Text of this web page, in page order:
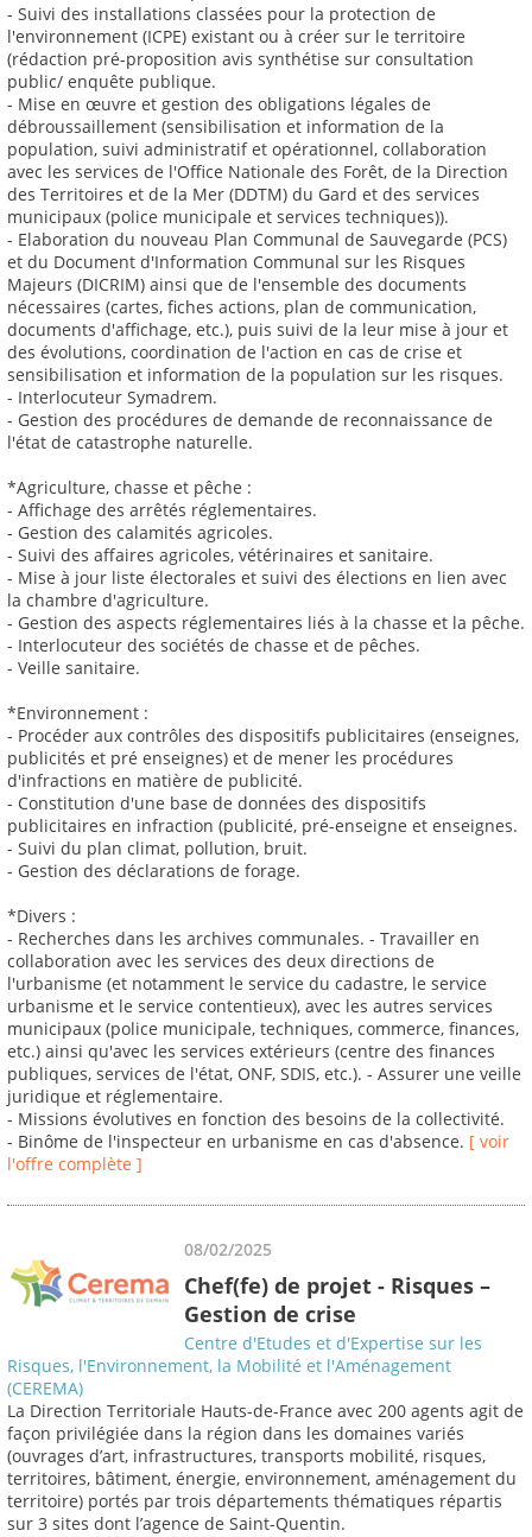
- Suivi des installations classées pour la protection de
l'environnement (ICPE) existant ou à créer sur le territoire
(rédaction pré-proposition avis synthétise sur consultation
public/ enquête publique.
- Mise en œuvre et gestion des obligations légales de
débroussaillement (sensibilisation et information de la
population, suivi administratif et opérationnel, collaboration
avec les services de l'Office Nationale des Forêt, de la Direction
des Territoires et de la Mer (DDTM) du Gard et des services
municipaux (police municipale et services techniques)).
- Elaboration du nouveau Plan Communal de Sauvegarde (PCS)
et du Document d'Information Communal sur les Risques
Majeurs (DICRIM) ainsi que de l'ensemble des documents
nécessaires (cartes, fiches actions, plan de communication,
documents d'affichage, etc.), puis suivi de la leur mise à jour et
des évolutions, coordination de l'action en cas de crise et
sensibilisation et information de la population sur les risques.
- Interlocuteur Symadrem.
- Gestion des procédures de demande de reconnaissance de
l'état de catastrophe naturelle.
*Agriculture, chasse et pêche :
- Affichage des arrêtés réglementaires.
- Gestion des calamités agricoles.
- Suivi des affaires agricoles, vétérinaires et sanitaire.
- Mise à jour liste électorales et suivi des élections en lien avec
la chambre d'agriculture.
- Gestion des aspects réglementaires liés à la chasse et la pêche.
- Interlocuteur des sociétés de chasse et de pêches.
- Veille sanitaire.
*Environnement :
- Procéder aux contrôles des dispositifs publicitaires (enseignes,
publicités et pré enseignes) et de mener les procédures
d'infractions en matière de publicité.
- Constitution d'une base de données des dispositifs
publicitaires en infraction (publicité, pré-enseigne et enseignes.
- Suivi du plan climat, pollution, bruit.
- Gestion des déclarations de forage.
*Divers :
- Recherches dans les archives communales. - Travailler en
collaboration avec les services des deux directions de
l'urbanisme (et notamment le service du cadastre, le service
urbanisme et le service contentieux), avec les autres services
municipaux (police municipale, techniques, commerce, finances,
etc.) ainsi qu'avec les services extérieurs (centre des finances
publiques, services de l'état, ONF, SDIS, etc.). - Assurer une veille
juridique et réglementaire.
- Missions évolutives en fonction des besoins de la collectivité.
- Binôme de l'inspecteur en urbanisme en cas d'absence. [ voir
l'offre complète ]
08/02/2025
Chef(fe) de projet - Risques –
Gestion de crise
Centre d'Etudes et d'Expertise sur les
Risques, l'Environnement, la Mobilité et l'Aménagement
(CEREMA)
La Direction Territoriale Hauts-de-France avec 200 agents agit de
façon privilégiée dans la région dans les domaines variés
(ouvrages d’art, infrastructures, transports mobilité, risques,
territoires, bâtiment, énergie, environnement, aménagement du
territoire) portés par trois départements thématiques répartis
sur 3 sites dont l’agence de Saint-Quentin.